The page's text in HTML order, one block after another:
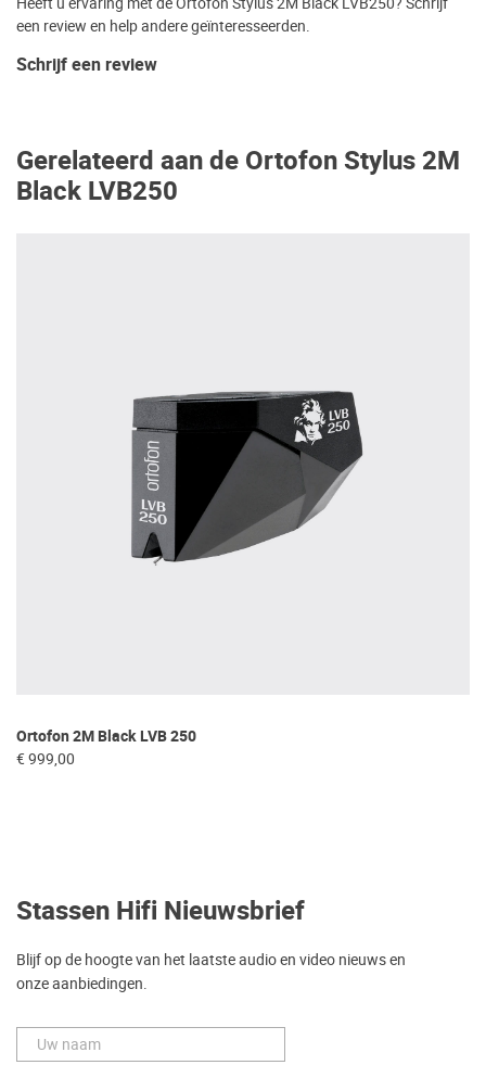
een review en help andere geïnteresseerden.
Schrijf een review
Gerelateerd aan de Ortofon Stylus 2M
Black LVB250
Ortofon 2M Black LVB 250
€ 999,00
Stassen Hifi Nieuwsbrief
Blijf op de hoogte van het laatste audio en video nieuws en
onze aanbiedingen.